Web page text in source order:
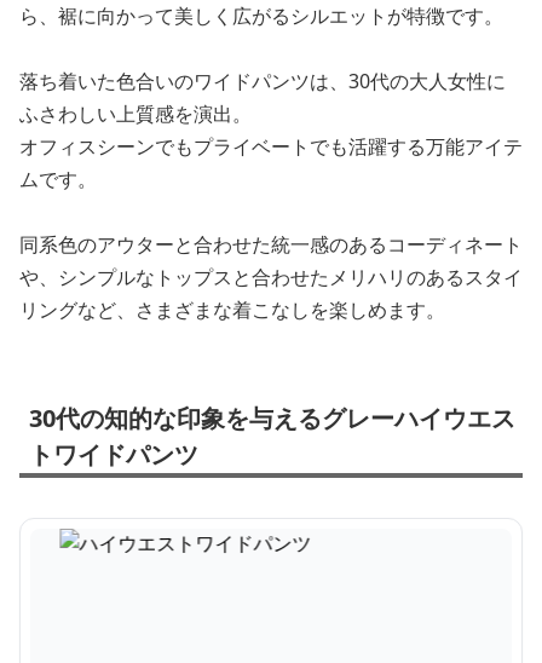
ら、裾に向かって美しく広がるシルエットが特徴です。
落ち着いた色合いのワイドパンツは、30代の大人女性に
ふさわしい上質感を演出。
オフィスシーンでもプライベートでも活躍する万能アイテ
ムです。
同系色のアウターと合わせた統一感のあるコーディネート
や、シンプルなトップスと合わせたメリハリのあるスタイ
リングなど、さまざまな着こなしを楽しめます。
30代の知的な印象を与えるグレーハイウエス
トワイドパンツ